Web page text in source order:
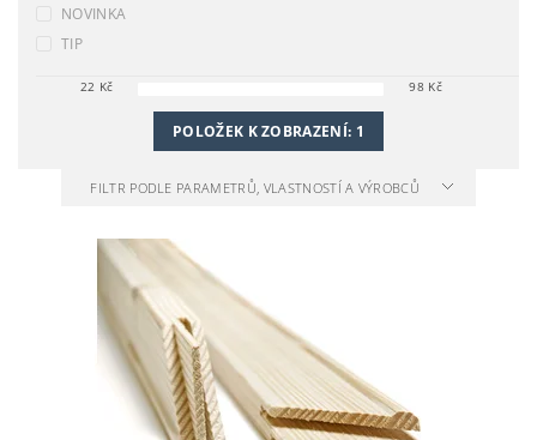
NOVINKA
TIP
22 Kč 98 Kč
POLOŽEK K ZOBRAZENÍ: 1
FILTR PODLE PARAMETRŮ, VLASTNOSTÍ A VÝROBCŮ